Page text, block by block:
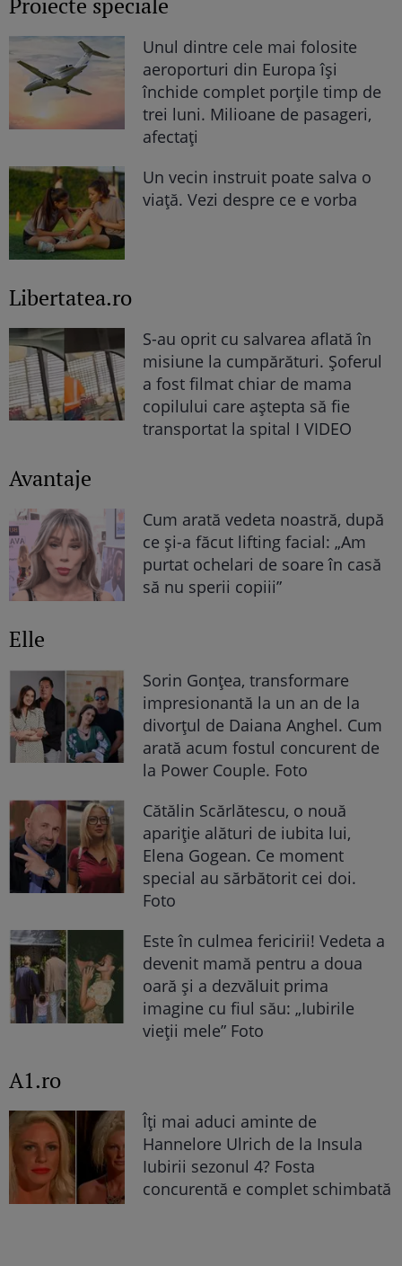
Proiecte speciale
Unul dintre cele mai folosite
aeroporturi din Europa își
închide complet porțile timp de
trei luni. Milioane de pasageri,
afectați
Un vecin instruit poate salva o
viață. Vezi despre ce e vorba
Libertatea.ro
S-au oprit cu salvarea aflată în
misiune la cumpărături. Șoferul
a fost filmat chiar de mama
copilului care aștepta să fie
transportat la spital I VIDEO
Avantaje
Cum arată vedeta noastră, după
ce și-a făcut lifting facial: „Am
purtat ochelari de soare în casă
să nu sperii copiii”
Elle
Sorin Gonțea, transformare
impresionantă la un an de la
divorțul de Daiana Anghel. Cum
arată acum fostul concurent de
la Power Couple. Foto
Cătălin Scărlătescu, o nouă
apariție alături de iubita lui,
Elena Gogean. Ce moment
special au sărbătorit cei doi.
Foto
Este în culmea fericirii! Vedeta a
devenit mamă pentru a doua
oară și a dezvăluit prima
imagine cu fiul său: „Iubirile
vieții mele” Foto
A1.ro
Îți mai aduci aminte de
Hannelore Ulrich de la Insula
Iubirii sezonul 4? Fosta
concurentă e complet schimbată